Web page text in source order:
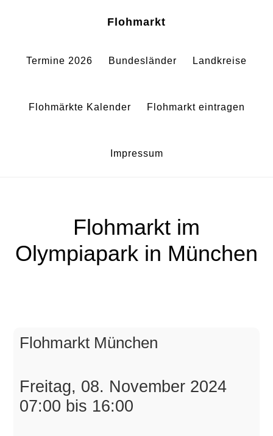
springen
springen
Flohmarkt
Termine 2026 Bundesländer Landkreise
Flohmärkte Kalender Flohmarkt eintragen
Impressum
Flohmarkt im
Olympiapark in München
Flohmarkt München
Freitag, 08. November 2024
07:00 bis 16:00